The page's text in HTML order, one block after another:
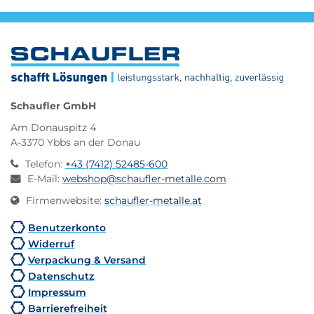
Schaufler GmbH
Am Donauspitz 4
A-3370 Ybbs an der Donau
Telefon: +43 (7412) 52485-600
E-Mail: webshop@schaufler-metalle.com
Firmenwebsite: schaufler-metalle.at
Benutzerkonto
Widerruf
Verpackung & Versand
Datenschutz
Impressum
Barrierefreiheit